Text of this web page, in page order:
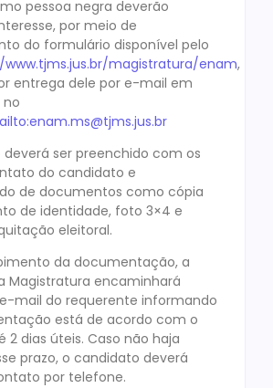
pessoa negra deverão
por meio de
do formulário disponível pelo
magistratura/enam,
entrega dele por e-mail em
no
ser preenchido com os
do candidato e
de documentos como cópia
de identidade, foto 3×4 e
eleitoral.
da documentação, a
Magistratura encaminhará
mail do requerente informando
está de acordo com o
2 dias úteis. Caso não haja
prazo, o candidato deverá
por telefone.